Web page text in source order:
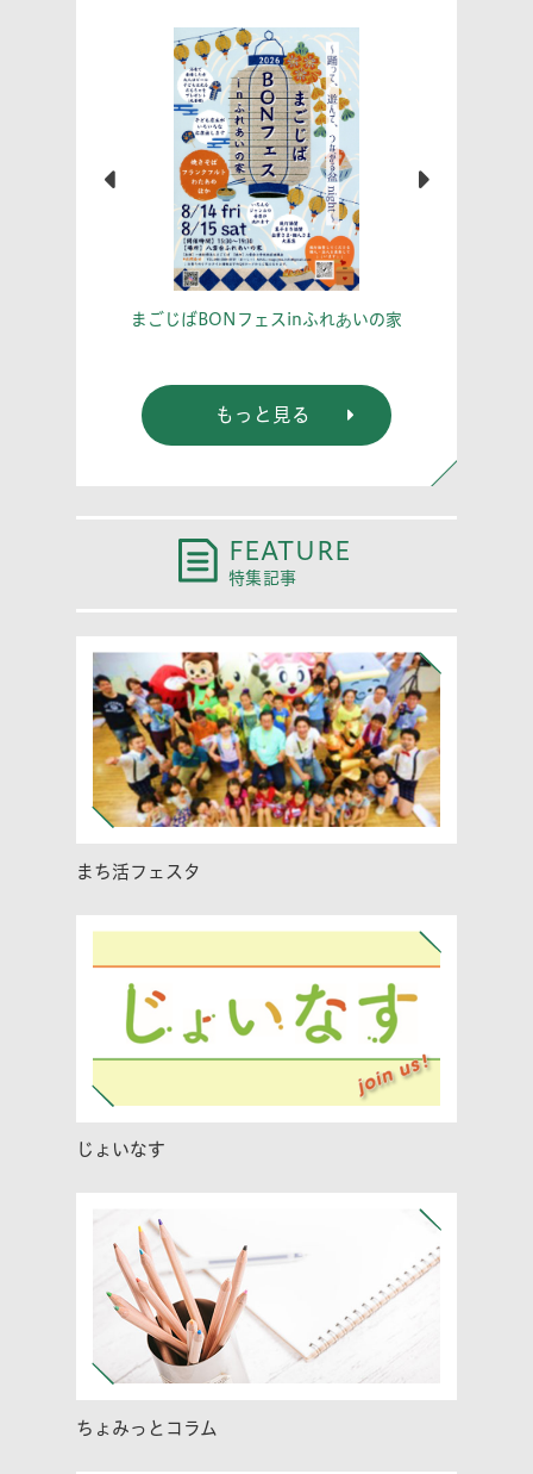
まごじばBONフェスinふれあいの家
もっと見る
FEATURE
特集記事
まち活フェスタ
じょいなす
ちょみっとコラム